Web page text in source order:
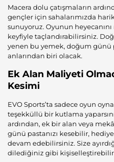
Macera dolu çatışmaların
gençler için sahalarımızda
sunuyoruz. Oyunun
keyfiyle taçlandırabilirsiniz.
yenen bu yemek, doğum
anlarından biri olacak.
Ek Alan Maliyeti
Kesimi
EVO Sports’ta sadece oyun
teşekküllü bir kutlama
ardından, ek bir alan veya
günü pastanızı kesebilir,
devam edebilirsiniz. Size
dilediğiniz gibi